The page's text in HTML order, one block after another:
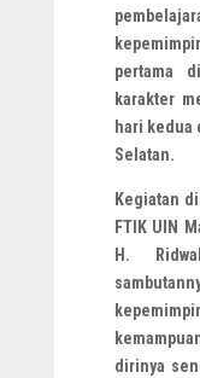
pertama
karakter
hari kedua
Selatan.
Kegiatan
FTIK UIN
H.
dirinya